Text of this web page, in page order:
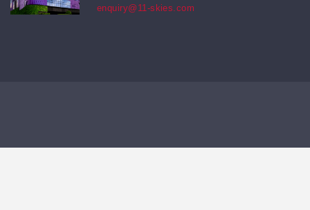
enquiry@11-skies.com